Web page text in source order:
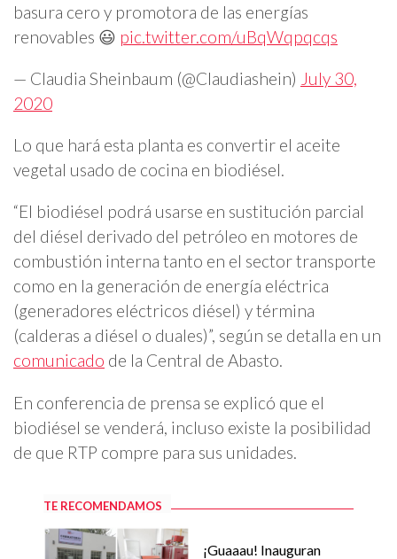
basura cero y promotora de las energías
renovables 😃 pic.twitter.com/uBqWqpqcqs
— Claudia Sheinbaum (@Claudiashein) July 30,
2020
Lo que hará esta planta es convertir el aceite
vegetal usado de cocina en biodiésel.
“El biodiésel podrá usarse en sustitución parcial
del diésel derivado del petróleo en motores de
combustión interna tanto en el sector transporte
como en la generación de energía eléctrica
(generadores eléctricos diésel) y términa
(calderas a diésel o duales)”, según se detalla en un
comunicado de la Central de Abasto.
En conferencia de prensa se explicó que el
biodiésel se venderá, incluso existe la posibilidad
de que RTP compre para sus unidades.
TE RECOMENDAMOS
¡Guaaau! Inauguran